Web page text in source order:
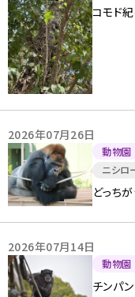
コモド紀
2026年07月26日
動物園
ニシロ
どっち
2026年07月14日
動物園
チンパ